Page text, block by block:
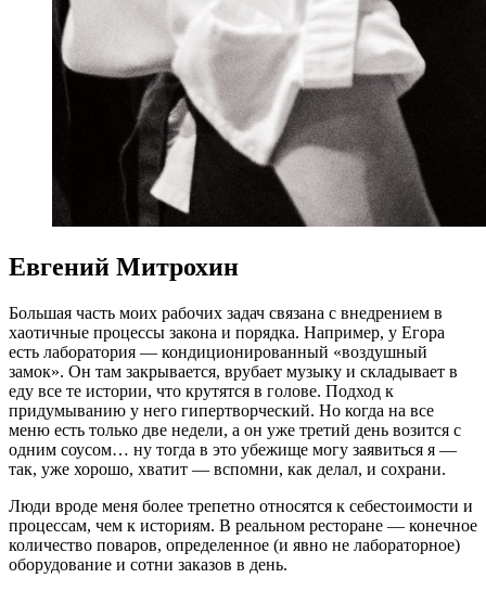
Евгений Митрохин
Большая часть моих рабочих задач связана с внедрением в
хаотичные процессы закона и порядка. Например, у Егора
есть лаборатория — кондиционированный «воздушный
замок». Он там закрывается, врубает музыку и складывает в
еду все те истории, что крутятся в голове. Подход к
придумыванию у него гипертворческий. Но когда на все
меню есть только две недели, а он уже третий день возится с
одним соусом… ну тогда в это убежище могу заявиться я —
так, уже хорошо, хватит — вспомни, как делал, и сохрани.
Люди вроде меня более трепетно относятся к себестоимости и
процессам, чем к историям. В реальном ресторане — конечное
количество поваров, определенное (и явно не лабораторное)
оборудование и сотни заказов в день.